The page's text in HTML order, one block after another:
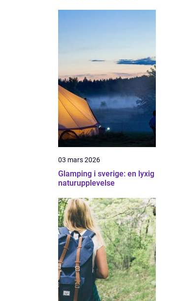
03 mars 2026
Glamping i sverige: en lyxig
naturupplevelse